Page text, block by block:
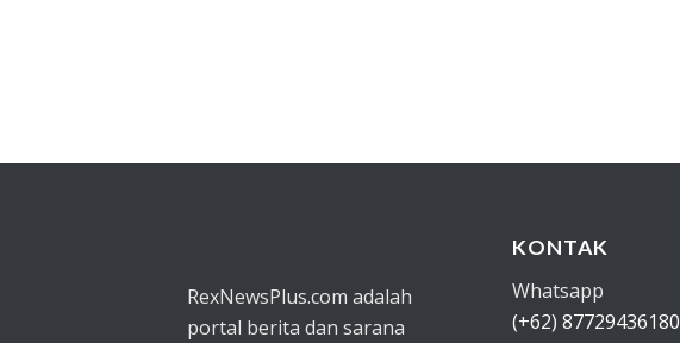
RexNewsPlus.com adalah
portal berita dan sarana
KONTAK
Whatsapp
(+62) 87729436180